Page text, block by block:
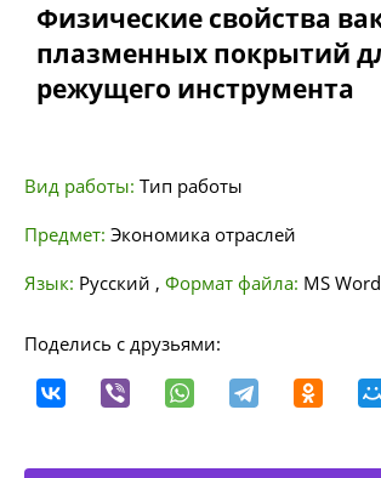
Физические свойства
плазменных покрытий
режущего инструмента
Вид работы: Тип работы
Предмет: Экономика отраслей
Язык: Русский , Формат файла: MS Word
Поделись с друзьями: